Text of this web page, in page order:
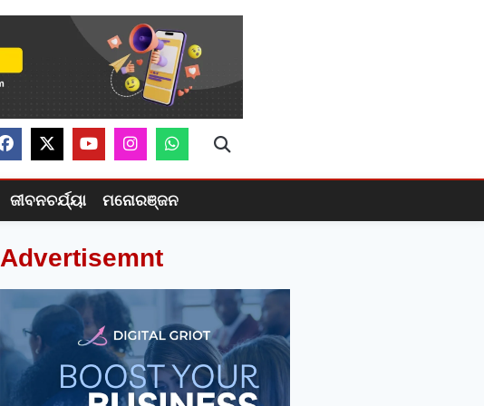
ଜୀବନଚର୍ଯ୍ୟା ମନୋରଞ୍ଜନ
Advertisemnt